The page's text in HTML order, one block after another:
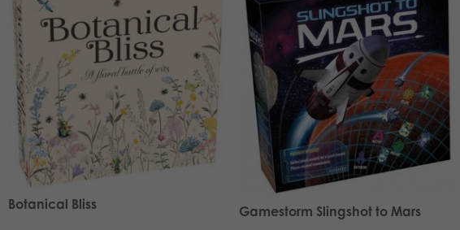
Botanical Bliss Gamestorm Slingshot to Mars